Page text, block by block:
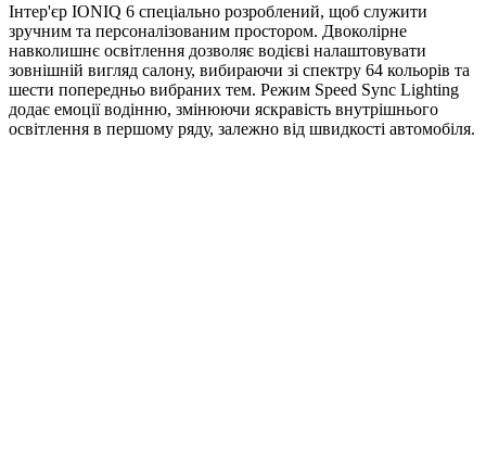
Інтер'єр IONIQ 6 спеціально розроблений, щоб служити
зручним та персоналізованим простором. Двоколірне
навколишнє освітлення дозволяє водієві налаштовувати
зовнішній вигляд салону, вибираючи зі спектру 64 кольорів та
шести попередньо вибраних тем. Режим Speed Sync Lighting
додає емоції водінню, змінюючи яскравість внутрішнього
освітлення в першому ряду, залежно від швидкості автомобіля.